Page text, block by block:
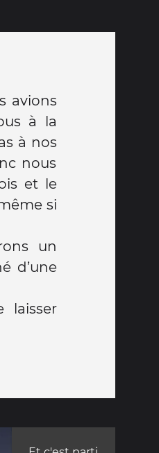
avions
à la
à nos
nous
et le
si
d’une
laisser